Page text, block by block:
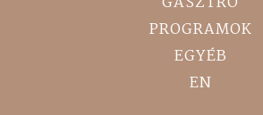
PROGRAMOK
EGYÉB
EN